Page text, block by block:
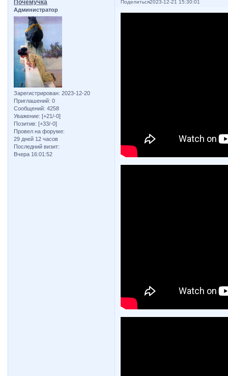
Поделиться2023-12-21 15:30:01
Почемучка
Администратор
Зарегистрирован: 2023-12-20
Приглашений: 0
Сообщений: 4258
Уважение: [+21/-0]
Позитив: [+33/-0]
Провел на форуме:
29 дней 12 часов
Последний визит:
Вчера 16:01:52